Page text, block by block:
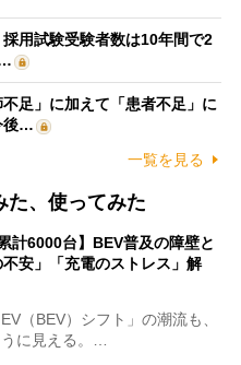
採用試験受験者数は10年間で2
足」に加えて「患者不足」に
後…
一覧を見る
た、使ってみた
計6000台】BEV普及の障壁と
安」「充電のストレス」解
（BEV）シフト」の潮流も、
に見える。…